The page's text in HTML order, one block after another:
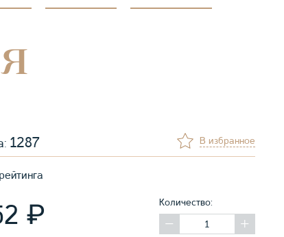
1287 В избранное
₽ Количество: